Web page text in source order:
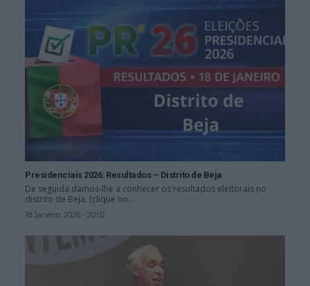
Presidenciais 2026: Resultados – Distrito de Beja
De seguida damos-lhe a conhecer os resultados eleitorais no
distrito de Beja. (clique no...
18 Janeiro, 2026 - 20:02